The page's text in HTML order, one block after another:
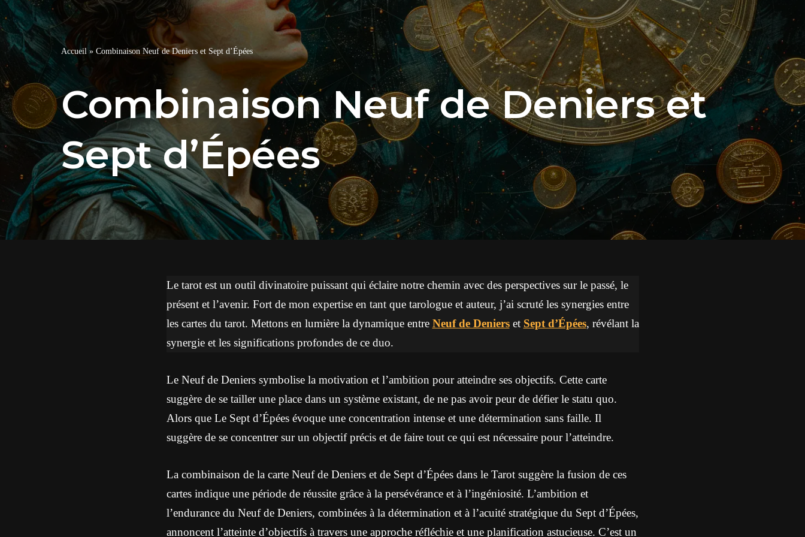
Accueil » Combinaison Neuf de Deniers et Sept d’Épées
Combinaison Neuf de Deniers et
Sept d’Épées
Le tarot est un outil divinatoire puissant qui éclaire notre chemin avec des perspectives sur le passé, le
présent et l’avenir. Fort de mon expertise en tant que tarologue et auteur, j’ai scruté les synergies entre
les cartes du tarot. Mettons en lumière la dynamique entre Neuf de Denierset Sept d’Épées, révélant la
synergie et les significations profondes de ce duo.
Le Neuf de Deniers symbolise la motivation et l’ambition pour atteindre ses objectifs. Cette carte
suggère de se tailler une place dans un système existant, de ne pas avoir peur de défier le statu quo.
Alors que Le Sept d’Épées évoque une concentration intense et une détermination sans faille. Il
suggère de se concentrer sur un objectif précis et de faire tout ce qui est nécessaire pour l’atteindre.
La combinaison de la carte Neuf de Deniers et de Sept d’Épées dans le Tarot suggère la fusion de ces
cartes indique une période de réussite grâce à la persévérance et à l’ingéniosité. L’ambition et
l’endurance du Neuf de Deniers, combinées à la détermination et à l’acuité stratégique du Sept d’Épées,
annoncent l’atteinte d’objectifs à travers une approche réfléchie et une planification astucieuse. C’est un